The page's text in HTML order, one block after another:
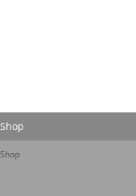
Shop
Shop